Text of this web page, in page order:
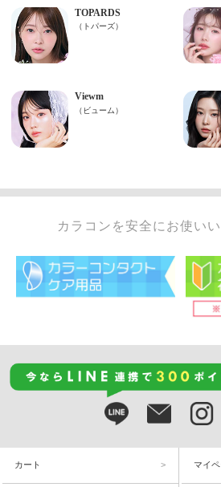
カラコンを安全にお使い
カート マイ